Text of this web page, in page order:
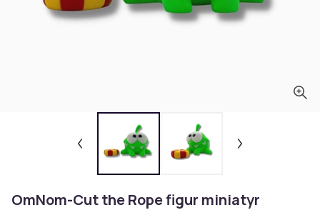
OmNom-Cut the Rope figur miniatyr